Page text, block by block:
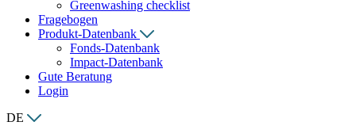
Greenwashing checklist
Fragebogen
Produkt-Datenbank
Fonds-Datenbank
Impact-Datenbank
Gute Beratung
Login
DE